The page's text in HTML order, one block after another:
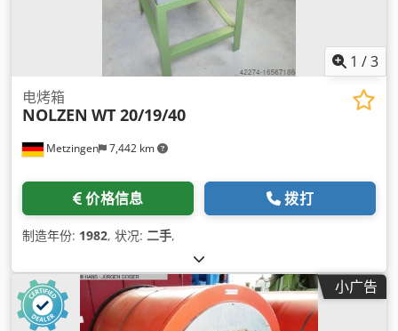
1 /3
Metzingen 7,442 km
电烤箱
NOLZEN WT 20/19/40
价格信息 拨打
制造年份: 1982, 状况: 二手,
小广告